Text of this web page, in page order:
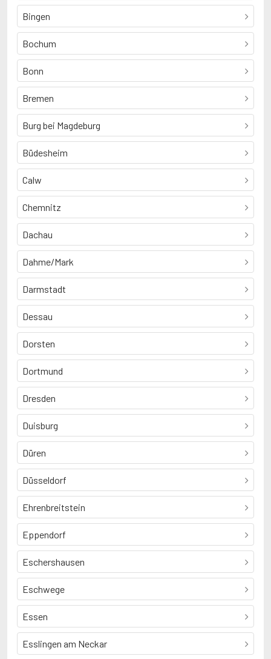
Bingen
Bochum
Bonn
Bremen
Burg bei Magdeburg
Büdesheim
Calw
Chemnitz
Dachau
Dahme/Mark
Darmstadt
Dessau
Dorsten
Dortmund
Dresden
Duisburg
Düren
Düsseldorf
Ehrenbreitstein
Eppendorf
Eschershausen
Eschwege
Essen
Esslingen am Neckar